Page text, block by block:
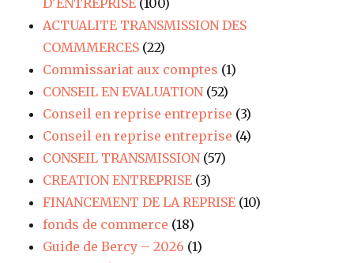
ACTUALITE TRANSMISSION DES
COMMMERCES (22)
Commissariat aux comptes (1)
CONSEIL EN EVALUATION(52)
Conseil en reprise entreprise (3)
Conseil en reprise entreprise (4)
CONSEIL TRANSMISSION(57)
CREATION ENTREPRISE (3)
FINANCEMENT DE LA REPRISE (10)
fonds de commerce (18)
Guide de Bercy – 2026 (1)